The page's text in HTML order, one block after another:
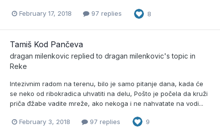
February 17, 2018 97 replies 8
Tamiš Kod Pančeva
dragan milenkovic replied to dragan milenkovic's topic in
Reke
Intezivnim radom na terenu, bilo je samo pitanje dana, kada će
se neko od ribokradica uhvatiti na delu, Pošto je počela da kruži
priča đžabe vadite mreže, ako nekoga i ne nahvatate na vodi...
February 3, 2018 97 replies 9